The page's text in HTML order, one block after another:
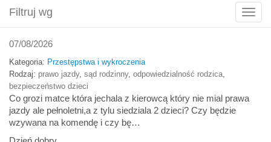
Pokaż
filtry
Filtruj wg
07/08/2026
Kategoria: Przestępstwa i wykroczenia
Rodzaj: prawo jazdy, sąd rodzinny, odpowiedzialność rodzica
bezpieczeństwo dzieci
Co grozi matce która jechala z kierowcą który nie mial prawa
jazdy ale pełnoletni,a z tylu siedziala 2 dzieci? Czy będzie
wzywana na komendę i czy bę…